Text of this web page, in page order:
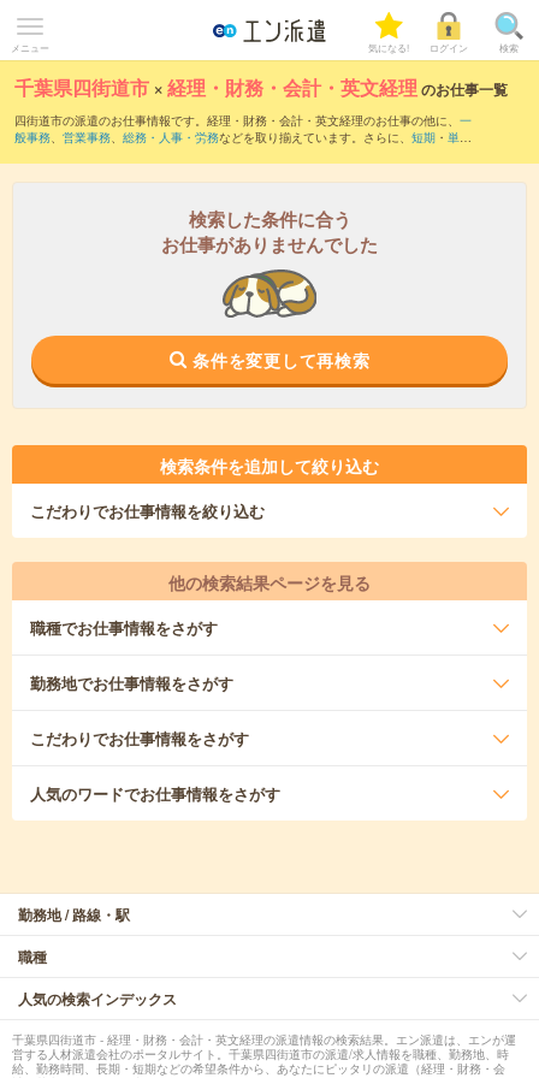
メニュー 気になる! ログイン 検索
千葉県四街道市 ×経理・財務・会計・英文経理 のお仕事一覧
四街道市の派遣のお仕事情報です。経理・財務・会計・英文経理のお仕事の他に、 一
般事務、 営業事務、 総務・人事・労務などを取り揃えています。さらに、 短期 ・ 単発
検索した条件に合う
お仕事がありませんでした
条件を変更して再検索
検索条件を追加して絞り込む
こだわりでお仕事情報を絞り込む
他の検索結果ページを見る
職種でお仕事情報をさがす
勤務地でお仕事情報をさがす
こだわりでお仕事情報をさがす
人気のワードでお仕事情報をさがす
勤務地 / 路線・駅
職種
人気の検索インデックス
千葉県四街道市 - 経理・財務・会計・英文経理の派遣情報の検索結果。エン派遣は、エンが運
営する人材派遣会社のポータルサイト。千葉県四街道市の派遣/求人情報を職種、勤務地、時
給、勤務時間、長期・短期などの希望条件から、あなたにピッタリの派遣（経理・財務・会